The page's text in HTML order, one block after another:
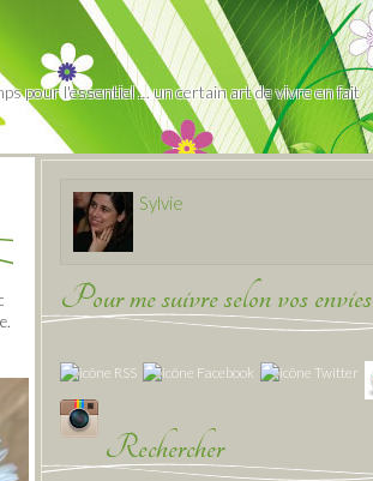
pour l'essentiel … un certain art de vivre en fait
Sylvie
Pour me suivre selon vos envies
Rechercher